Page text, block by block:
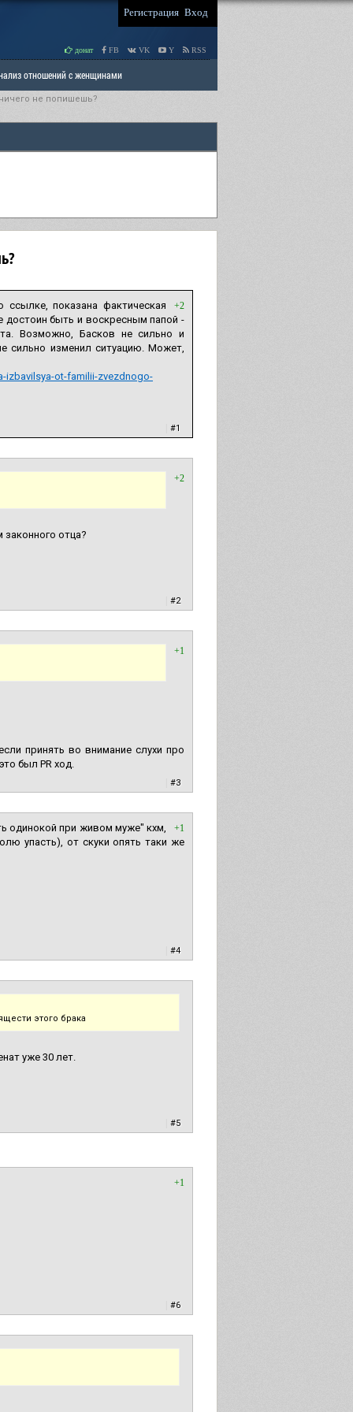
Регистрация Вход
донат FB VK Y RSS
отношений с женщинами
не попишешь?
+2
показана фактическая
достоин быть и воскресным папой -
Возможно, Басков не сильно и
сильно изменил ситуацию. Может,
izbavilsya-ot-familii-zvezdnogo-
#1
+2
отца?
#2
+1
принять во внимание слухи про
был PR ход.
#3
+1
одинокой при живом муже" кхм,
упасть), от скуки опять таки же
#4
этого брака
уже 30 лет.
#5
+1
#6